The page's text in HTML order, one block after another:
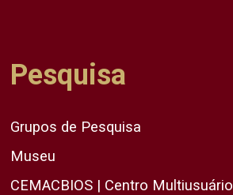
Pesquisa
Grupos de Pesquisa
Museu
CEMACBIOS | Centro Multiusuário